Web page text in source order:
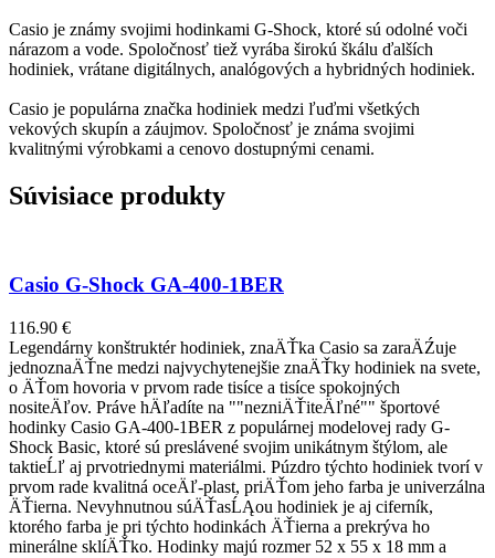
Casio je známy svojimi hodinkami G-Shock, ktoré sú odolné voči
nárazom a vode. Spoločnosť tiež vyrába širokú škálu ďalších
hodiniek, vrátane digitálnych, analógových a hybridných hodiniek.
Casio je populárna značka hodiniek medzi ľuďmi všetkých
vekových skupín a záujmov. Spoločnosť je známa svojimi
kvalitnými výrobkami a cenovo dostupnými cenami.
Súvisiace produkty
Casio G-Shock GA-400-1BER
116.90 €
Legendárny konštruktér hodiniek, znaÄŤka Casio sa zaraÄŹuje
jednoznaÄŤne medzi najvychytenejšie znaÄŤky hodiniek na svete,
o ÄŤom hovoria v prvom rade tisíce a tisíce spokojných
nositeÄľov. Práve hÄľadíte na ""nezniÄŤiteÄľné"" športové
hodinky Casio GA-400-1BER z populárnej modelovej rady G-
Shock Basic, ktoré sú preslávené svojim unikátnym štýlom, ale
taktieĹľ aj prvotriednymi materiálmi. Púzdro týchto hodiniek tvorí v
prvom rade kvalitná oceÄľ-plast, priÄŤom jeho farba je univerzálna
ÄŤierna. Nevyhnutnou súÄŤasĹĄou hodiniek je aj ciferník,
ktorého farba je pri týchto hodinkách ÄŤierna a prekrýva ho
minerálne sklíÄŤko. Hodinky majú rozmer 52 x 55 x 18 mm a